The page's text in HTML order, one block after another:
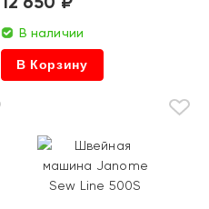
В наличии
В Корзину